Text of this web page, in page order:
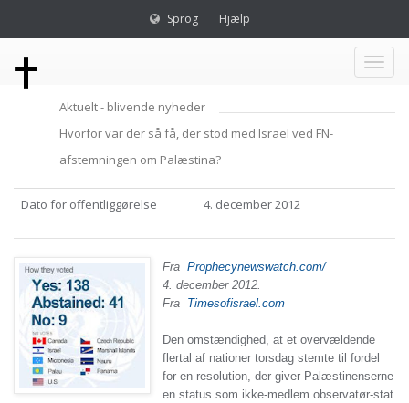
Sprog Hjælp
Toggle
Aktuelt - blivende nyheder
Hvorfor var der så få, der stod med Israel ved FN-
afstemningen om Palæstina?
Dato for offentliggørelse 4. december 2012
Fra Prophecynewswatch.com/
4. december 2012.
Fra Timesofisrael.com
Den omstændighed, at et overvældende
flertal af nationer torsdag stemte til fordel
for en resolution, der giver Palæstinenserne
en status som ikke-medlem observatør-stat